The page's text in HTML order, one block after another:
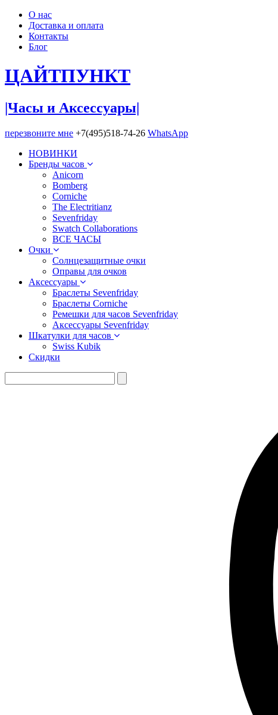
О нас
Доставка и оплата
Контакты
Блог
ЦАЙТПУНКТ
|Часы и Аксессуары|
перезвоните мне +7(495)518-74-26 WhatsApp
НОВИНКИ
Бренды часов
Anicorn
Bomberg
Corniche
The Electritianz
Sevenfriday
Swatch Collaborations
ВСЕ ЧАСЫ
Очки
Солнцезащитные очки
Оправы для очков
Аксессуары
Браслеты Sevenfriday
Браслеты Corniche
Ремешки для часов Sevenfriday
Аксессуары Sevenfriday
Шкатулки для часов
Swiss Kubik
Скидки